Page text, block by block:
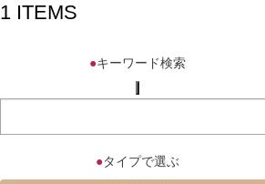
1 ITEMS
●キーワード検索
●タイプで選ぶ